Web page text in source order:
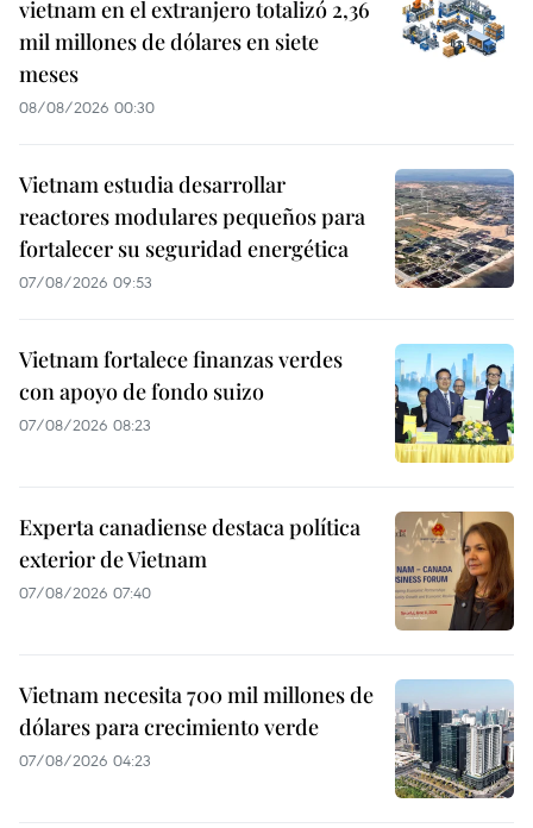
vietnam en el extranjero totalizó 2,36
mil millones de dólares en siete
meses
08/08/2026 00:30
Vietnam estudia desarrollar
reactores modulares pequeños para
fortalecer su seguridad energética
07/08/2026 09:53
Vietnam fortalece finanzas verdes
con apoyo de fondo suizo
07/08/2026 08:23
Experta canadiense destaca política
exterior de Vietnam
07/08/2026 07:40
Vietnam necesita 700 mil millones de
dólares para crecimiento verde
07/08/2026 04:23